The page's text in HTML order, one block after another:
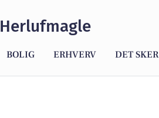
Herlufmagle
BOLIG ERHVERV DET SKER